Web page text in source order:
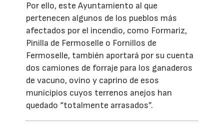
Por ello, este Ayuntamiento al que
pertenecen algunos de los pueblos más
afectados por el incendio, como Formariz,
Pinilla de Fermoselle o Fornillos de
Fermoselle, también aportará por su cuenta
dos camiones de forraje para los ganaderos
de vacuno, ovino y caprino de esos
municipios cuyos terrenos anejos han
quedado “totalmente arrasados”.